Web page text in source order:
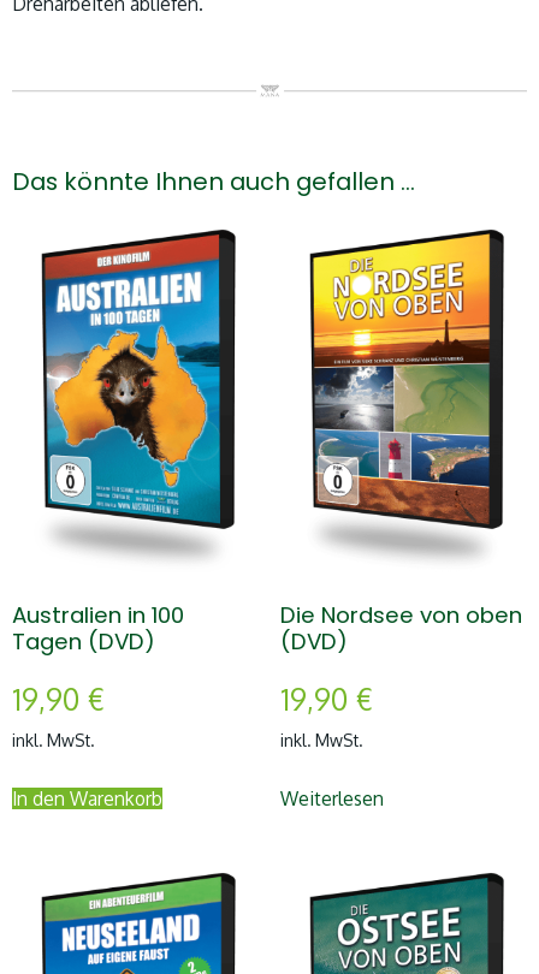
Das könnte Ihnen auch gefallen …
Australien in 100
Tagen (DVD)
19,90 €
inkl. MwSt.
In den Warenkorb
Die Nordsee von oben
(DVD)
19,90 €
inkl. MwSt.
Weiterlesen